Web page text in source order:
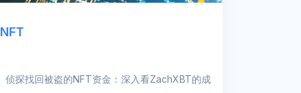
NFT
侦探找回被盗的NFT资金：深入看ZachXBT的成